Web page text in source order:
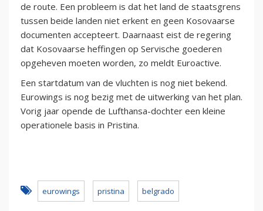
de route. Een probleem is dat het land de staatsgrens
tussen beide landen niet erkent en geen Kosovaarse
documenten accepteert. Daarnaast eist de regering
dat Kosovaarse heffingen op Servische goederen
opgeheven moeten worden, zo meldt Euroactive.
Een startdatum van de vluchten is nog niet bekend.
Eurowings is nog bezig met de uitwerking van het plan.
Vorig jaar opende de Lufthansa-dochter een kleine
operationele basis in Pristina.
eurowings pristina belgrado